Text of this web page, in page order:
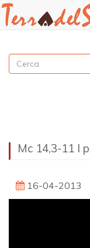
contenuto
principale
Cerca
Mc 14,3-11 I
16-04-2013